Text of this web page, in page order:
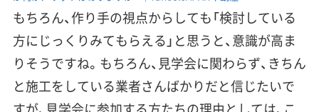
もちろん、作り手の視点からしても「検討している
方にじっくりみてもらえる」と思うと、意識が高ま
りそうですね。もちろん、見学会に関わらず、きちん
と施工をしている業者さんばかりだと信じたいで